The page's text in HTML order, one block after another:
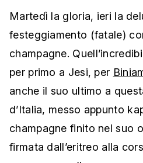
Martedì la gloria, ieri la
festeggiamento (fatale)
champagne.
per primo a Jesi, per
anche il suo ultimo a
d’Italia, messo appunto
champagne finito nel suo
firmata dall’eritreo alla